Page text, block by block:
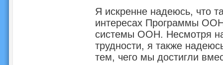
Я искренне надеюсь, что
интересах Программы
системы ООН. Несмотря
трудности, я также
тем, чего мы достигли